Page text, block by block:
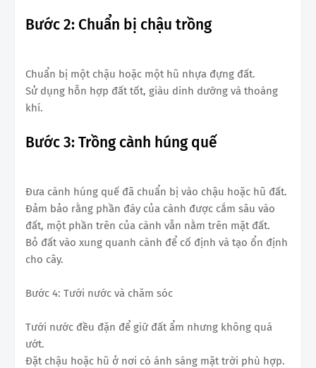
Bước 2: Chuẩn bị chậu trồng
Chuẩn bị một chậu hoặc một hũ nhựa đựng đất.
Sử dụng hỗn hợp đất tốt, giàu dinh dưỡng và thoáng
khí.
Bước 3: Trồng cành húng quế
Đưa cành húng quế đã chuẩn bị vào chậu hoặc hũ đất.
Đảm bảo rằng phần đáy của cành được cắm sâu vào
đất, một phần trên của cành vẫn nằm trên mặt đất.
Bỏ đất vào xung quanh cành để cố định và tạo ổn định
cho cây.
Bước 4: Tưới nước và chăm sóc
Tưới nước đều đặn để giữ đất ẩm nhưng không quá
ướt.
Đặt chậu hoặc hũ ở nơi có ánh sáng mặt trời phù hợp.